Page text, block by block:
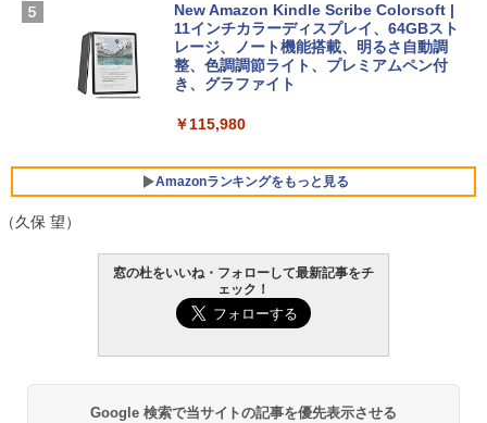
FMV ノートパソコン WE1-K3 (MS 365 P
ersonal/Copilotキー搭載/Win 11/15.6型/
Core i5/16GB/SSD 512GB/ホワイト) FM
VWK3E15W_AZ
￥3,600
New Amazon Kindle Scribe Colorsoft |
11インチカラーディスプレイ、64GBスト
レージ、ノート機能搭載、明るさ自動調
整、色調調節ライト、プレミアムペン付
き、グラファイト
￥115,980
Amazonランキングをもっと見る
（久保 望）
窓の杜をいいね・フォローして最新記事をチ
ェック！
Google 検索で当サイトの記事を優先表示させる